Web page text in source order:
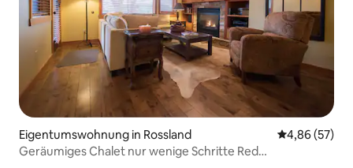
Eigentumswohnung in Rossland
4,86 (57)
Geräumiges Chalet nur wenige Schritte Red